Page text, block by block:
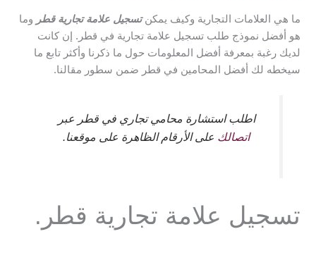
ما هي العلامات التجارية وكيف يمكنتسجيل علامة تجارية قطر
وما
هو أفضل نموذج طلب تسجيل علامة تجارية في قطر. إن كانت
لديك رغبة بمعرفة أفضل المعلومات حول ما ذكرنا وأكثر تابع ما
سيخطه لك أفضل المحامين في قطر ضمن سطور مقالنا.
اطلب استشارة محامي تجاري في قطر عبر
اتصالك على الأرقام الظاهرة على موقعنا.
تسجيل علامة تجارية قطر.